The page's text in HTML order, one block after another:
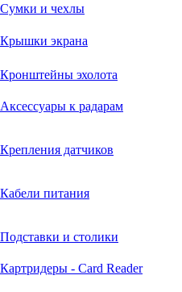
Сумки и чехлы
Крышки экрана
Кронштейны эхолота
Аксессуары к радарам
Крепления датчиков
Кабели питания
Подставки и столики
Картридеры - Card Reader